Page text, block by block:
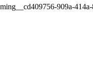
909a-